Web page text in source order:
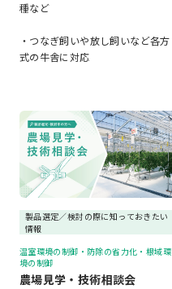
種など
・つなぎ飼いや放し飼いなど各方
式の牛舎に対応
製品選定／検討の際に知っておきたい
情報
温室環境の制御・防除の省力化・根域環
境の制御
農場見学・技術相談会